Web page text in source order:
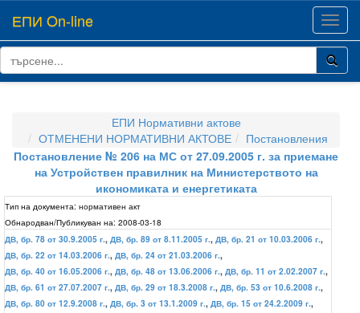
ЕПИ On-line
ЕПИ Нормативни актове
ОТМЕНЕНИ НОРМАТИВНИ АКТОВЕ
Постановления
Постановление № 206 на МС от 27.09.2005 г. за приемане
на Устройствен правилник на Министерството на
икономиката и енергетиката
Тип на документа: нормативен акт
Обнародван/Публикуван на: 2008-03-18
ДВ, бр. 78 от 30.9.2005 г., ДВ, бр. 89 от 8.11.2005 г., ДВ, бр. 21 от 10.03.2006 г.,
ДВ, бр. 22 от 14.03.2006 г., ДВ, бр. 24 от 21.03.2006 г.,
ДВ, бр. 40 от 16.05.2006 г., ДВ, бр. 48 от 13.06.2006 г., ДВ, бр. 11 от 2.02.2007 г.,
ДВ, бр. 61 от 27.07.2007 г., ДВ, бр. 29 от 18.3.2008 г., ДВ, бр. 53 от 10.6.2008 г.,
ДВ, бр. 80 от 12.9.2008 г., ДВ, бр. 3 от 13.1.2009 г., ДВ, бр. 15 от 24.2.2009 г.,